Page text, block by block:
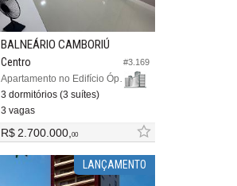
#3.169
BALNEÁRIO CAMBORIÚ
Centro
Apartamento no Edifício Ópera Plaza
3 dormitórios (3 suítes)
3 vagas
R$ 2.700.000,00
LANÇAMENTO